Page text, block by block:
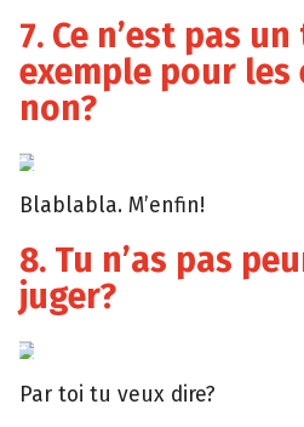
7. Ce n’est pas
exemple pour les
non?
Giphy
Blablabla. M’enfin!
8. Tu n’as pas
juger?
Giphy
Par toi tu veux dire?